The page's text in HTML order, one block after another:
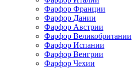
Фарфор Франции
Фарфор Дании
Фарфор Австрии
Фарфор Великобритании
Фарфор Испании
Фарфор Венгрии
Фарфор Чехии